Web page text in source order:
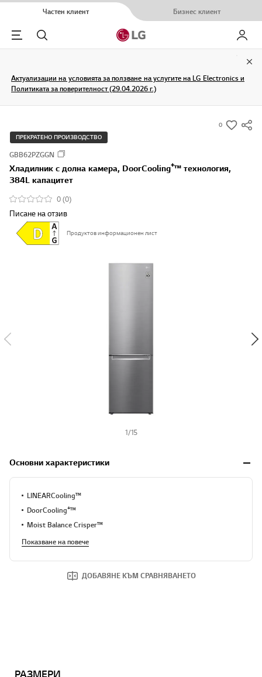
Частен клиент Бизнес клиент
Menu
Търсене Моят
Актуализации на условията за ползване на услугите на LG Electronics и
Политиката за поверителност (29.04.2026 г.)
0
s
ПРЕКРАТЕНО ПРОИЗВОДСТВО
GBB62PZGGN
Хладилник c долна камера, DoorCooling⁺™ технология,
384L капацитет
0 (0)
Писане на отзив
Продуктов информационен лист
1/15
Основни характеристики
LINEARCooling™
DoorCooling⁺™
Moist Balance Crisper™
Показване на повече
ДОБАВЯНЕ КЪМ СРАВНЯВАНЕТО